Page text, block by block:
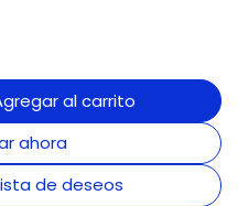
al carrito
ahora
de deseos